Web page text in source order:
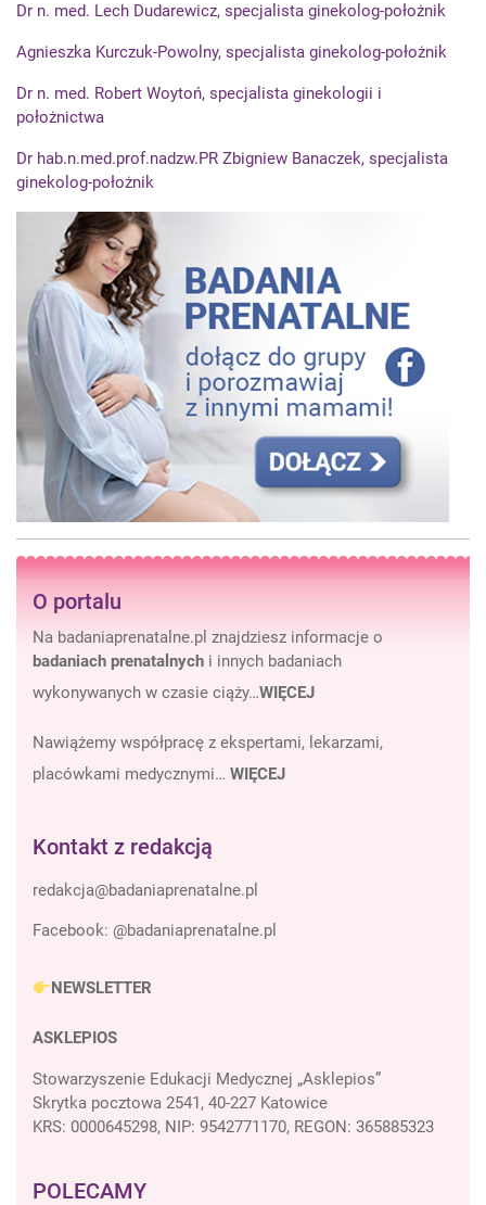
Dr n. med. Lech Dudarewicz, specjalista ginekolog-położnik
Agnieszka Kurczuk-Powolny, specjalista ginekolog-położnik
Dr n. med. Robert Woytoń, specjalista ginekologii i
położnictwa
Dr hab.n.med.prof.nadzw.PR Zbigniew Banaczek, specjalista
ginekolog-położnik
O portalu
Na badaniaprenatalne.pl znajdziesz informacje o
badaniach prenatalnych i innych badaniach
wykonywanych w czasie ciąży…WIĘCEJ
Nawiążemy współpracę z ekspertami, lekarzami,
placówkami medycznymi… WIĘCEJ
Kontakt z redakcją
Facebook: @badaniaprenatalne.pl
NEWSLETTER
ASKLEPIOS
Stowarzyszenie Edukacji Medycznej „Asklepios”
Skrytka pocztowa 2541, 40-227 Katowice
KRS: 0000645298, NIP: 9542771170, REGON: 365885323
POLECAMY